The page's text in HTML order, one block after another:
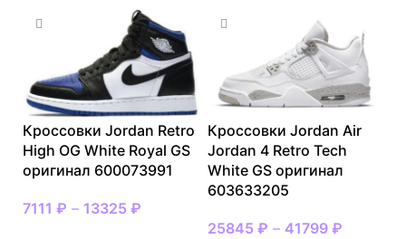
Кроссовки Jordan Retro
High OG White Royal GS
оригинал 600073991
7111 ₽ – 13325 ₽
Кроссовки Jordan Air
Jordan 4 Retro Tech
White GS оригинал
603633205
25845 ₽ – 41799 ₽